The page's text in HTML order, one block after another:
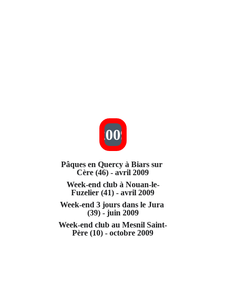
2009
Pâques en Quercy à Biars sur
Cère (46) - avril 2009
Week-end club à Nouan-le-
Fuzelier (41) - avril 2009
Week-end 3 jours dans le Jura
(39) - juin 2009
Week-end club au Mesnil Saint-
Père (10) - octobre 2009